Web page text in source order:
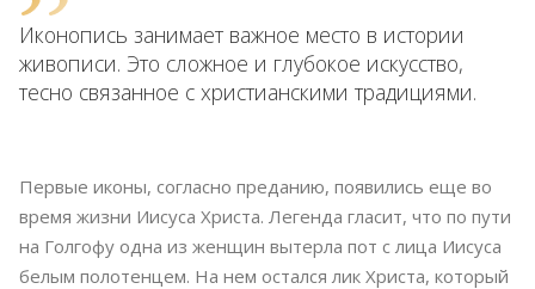
Иконопись занимает важное место в истории
живописи. Это сложное и глубокое искусство,
тесно связанное с христианскими традициями.
Первые иконы, согласно преданию, появились еще во
время жизни Иисуса Христа. Легенда гласит, что по пути
на Голгофу одна из женщин вытерла пот с лица Иисуса
белым полотенцем. На нем остался лик Христа, который